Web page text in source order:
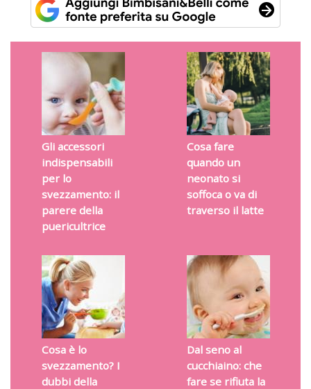
Gli accessori
indispensabili
per lo
svezzamento: il
parere della
puericultrice
Cosa fare
quando un
neonato si
soffoca o va di
traverso il latte
Cosa è lo
svezzamento? I
dubbi della
Dal seno al
cucchiaino: che
fare se rifiuta la